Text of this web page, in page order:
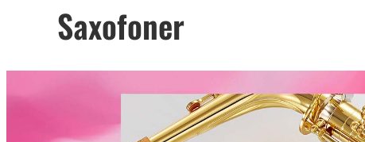
Saxofoner